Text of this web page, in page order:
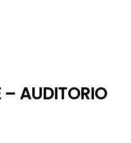
– AUDITORIO